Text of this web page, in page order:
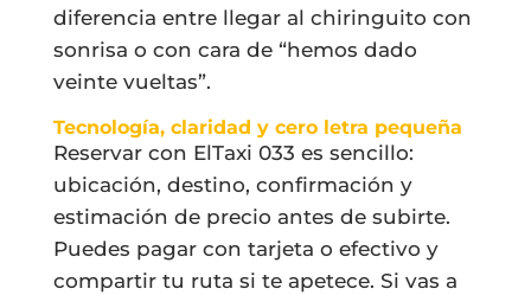
diferencia entre llegar al chiringuito con
sonrisa o con cara de “hemos dado
veinte vueltas”.
Tecnología, claridad y cero letra pequeña
Reservar con ElTaxi 033 es sencillo:
ubicación, destino, confirmación y
estimación de precio antes de subirte.
Puedes pagar con tarjeta o efectivo y
compartir tu ruta si te apetece. Si vas a